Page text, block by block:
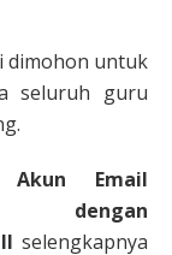
dimohon untuk
seluruh guru
Akun Email
selengkapnya